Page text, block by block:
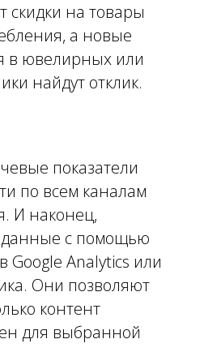
скидки на товары
а новые
в ювелирных или
найдут отклик.
показатели
по всем каналам
И наконец,
данные с помощью
Google Analytics или
Они позволяют
контент
для выбранной